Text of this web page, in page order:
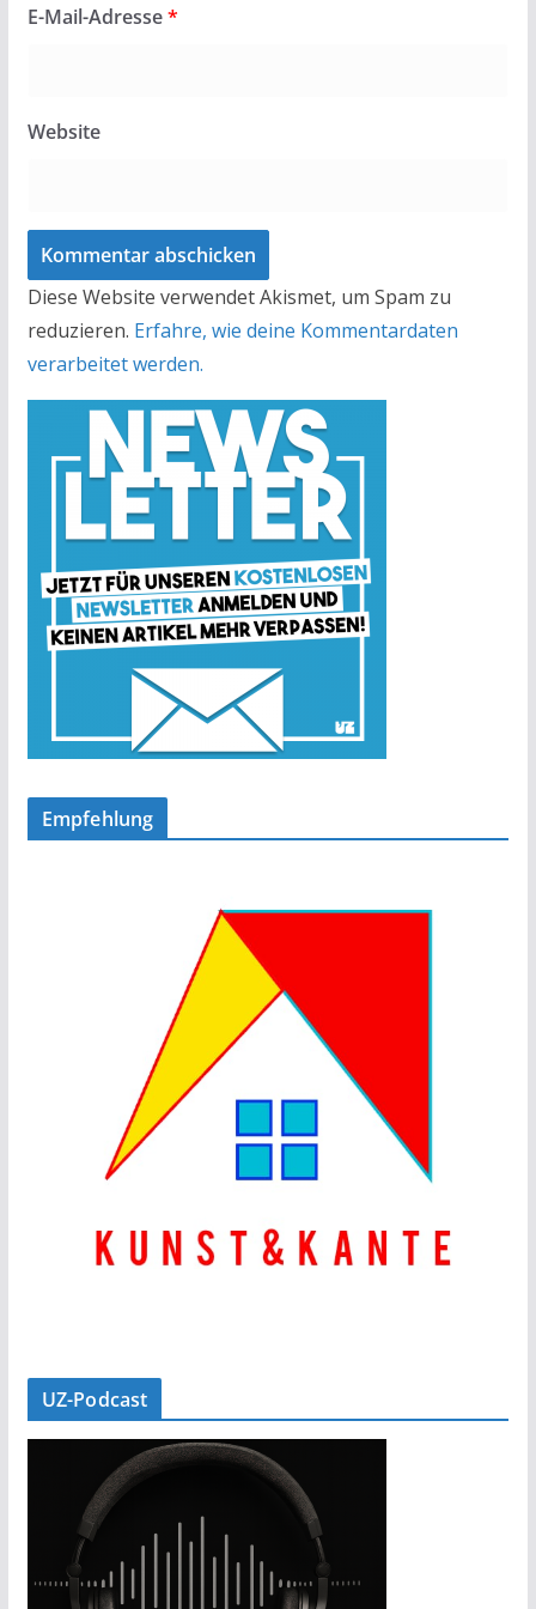
E-Mail-Adresse*
Website
Diese Website verwendet Akismet, um Spam zu
reduzieren. Erfahre, wie deine Kommentardaten
verarbeitet werden.
Empfehlung
UZ-Podcast